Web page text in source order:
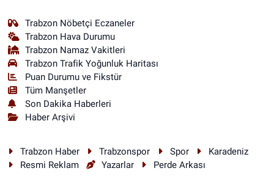
Trabzon Nöbetçi Eczaneler
Trabzon Hava Durumu
Trabzon Namaz Vakitleri
Trabzon Trafik Yoğunluk Haritası
Puan Durumu ve Fikstür
Tüm Manşetler
Son Dakika Haberleri
Haber Arşivi
Trabzon Haber Trabzonspor Spor
Karadeniz
Resmi Reklam
Yazarlar Perde Arkası